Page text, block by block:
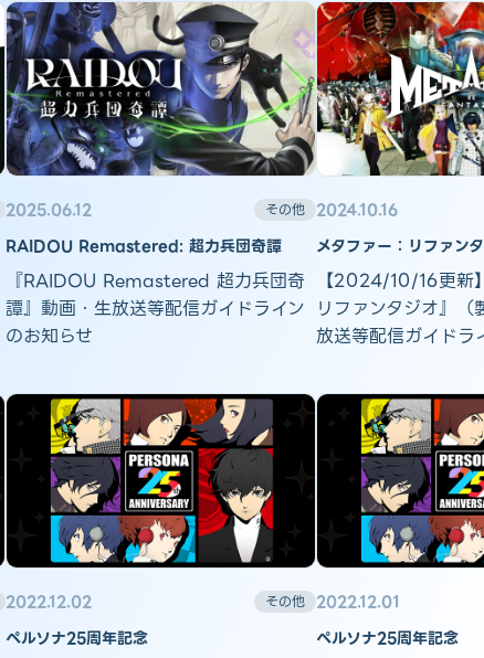
2025.06.12 その他
RAIDOU Remastered: 超力兵団奇譚
『RAIDOU Remastered 超力兵団奇
譚』動画・生放送等配信ガイドライン
のお知らせ
2024.10.16
メタファー：リファン
【2024/10/16更新
リファンタジオ』
放送等配信ガイドラ
2022.12.02 その他
ペルソナ25周年記念
2022.12.01
ペルソナ25周年記念